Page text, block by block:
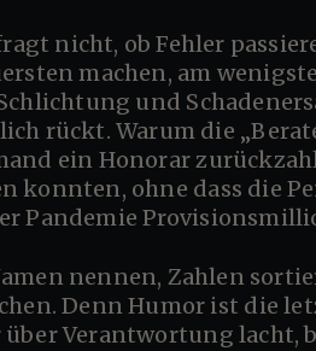
machen, am
und
rückt. Warum die
ein Honorar
konnten, ohne dass die
Pandemie
Denn Humor ist die
über Verantwortung